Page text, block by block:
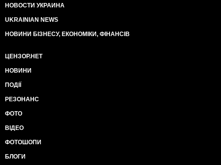
НОВОСТИ УКРАИНА
UKRAINIAN NEWS
НОВИНИ БІЗНЕСУ, ЕКОНОМІКИ, ФІНАНСІВ
ЦЕНЗОР.НЕТ
НОВИНИ
ПОДІЇ
РЕЗОНАНС
ФОТО
ВІДЕО
ФОТОШОПИ
БЛОГИ